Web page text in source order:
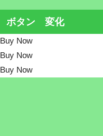
ボタン 変化
Buy Now
Buy Now
Buy Now